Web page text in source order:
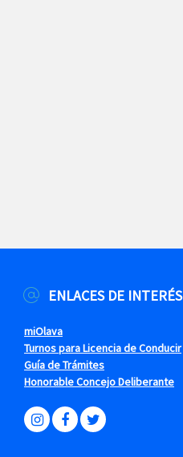
ENLACES DE INTERÉS
miOlava
Turnos para Licencia de Conducir
Guía de Trámites
Honorable Concejo Deliberante